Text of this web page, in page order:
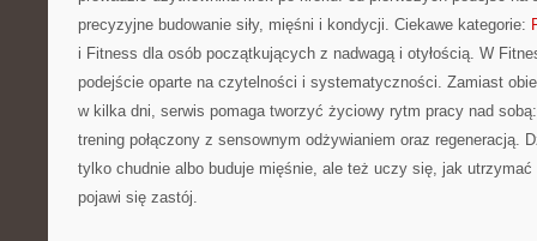
precyzyjne budowanie siły, mięśni i kondycji. Ciekawe kategorie:
i Fitness dla osób początkujących z nadwagą i otyłością. W
podejście oparte na czytelności i systematyczności. Zamiast
w kilka dni, serwis pomaga tworzyć życiowy rytm pracy nad
trening połączony z sensownym odżywianiem oraz regeneracją.
tylko chudnie albo buduje mięśnie, ale też uczy się, jak
pojawi się zastój.